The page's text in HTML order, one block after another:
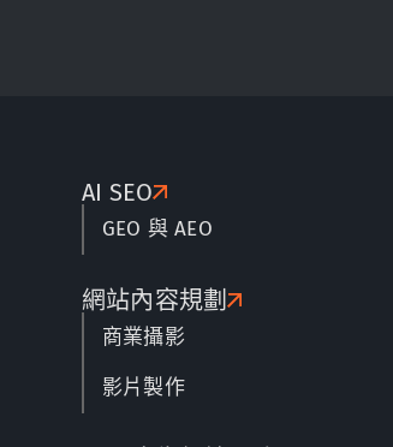
AI SEO
GEO 與 AEO
網站內容規劃
商業攝影
影片製作